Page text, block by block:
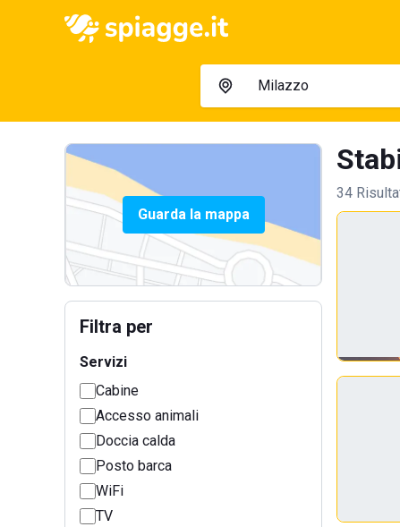
Guarda la mappa
Filtra per
Servizi
Cabine
Accesso animali
Doccia calda
Posto barca
WiFi
TV
34